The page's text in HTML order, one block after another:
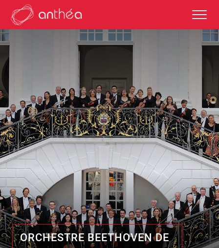
saison 2026-27
éditos
saisons passées
autour des représentations
scolaires et enseignements
partenaires culturels
ORCHESTRE BEETHOVEN DE